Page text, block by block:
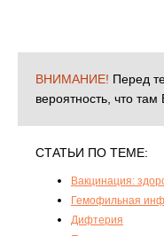
ВНИМАНИЕ! Перед
вероятность, что
СТАТЬИ ПО ТЕМЕ:
Вакцинация:
Гемофильная
Дифтерия